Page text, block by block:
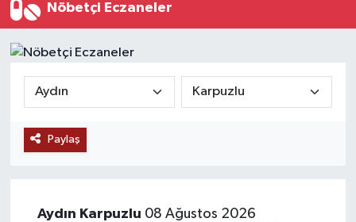
Nöbetçi Eczaneler
Paylaş
Aydın Karpuzlu 08 Ağustos 2026
İstanbul Trafik Yoğunluk Haritası